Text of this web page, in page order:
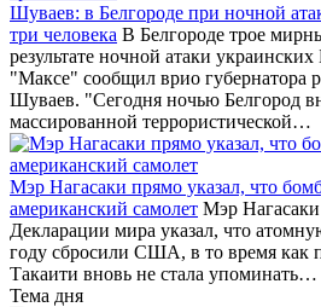
Шуваев: в Белгороде при ночной
три человека В Белгороде трое
результате ночной атаки
"Максе" сообщил врио губернатора
Шуваев. "Сегодня ночью Белгород
массированной террористической…
Мэр Нагасаки прямо указал, что
американский самолет Мэр
Декларации мира указал, что
году сбросили США, в то время как
Такаити вновь не стала упоминать…
Тема дня